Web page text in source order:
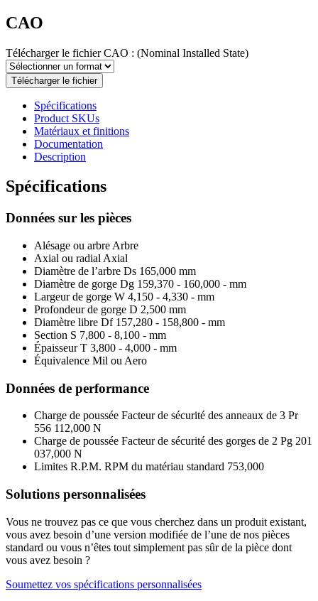
CAO
Télécharger le fichier CAO : (Nominal Installed State)
Télécharger le fichier
Spécifications
Product SKUs
Matériaux et finitions
Documentation
Description
Spécifications
Données sur les pièces
Alésage ou arbre Arbre
Axial ou radial Axial
Diamètre de l’arbre Ds 165,000 mm
Diamètre de gorge Dg 159,370 - 160,000 - mm
Largeur de gorge W 4,150 - 4,330 - mm
Profondeur de gorge D 2,500 mm
Diamètre libre Df 157,280 - 158,800 - mm
Section S 7,800 - 8,100 - mm
Épaisseur T 3,800 - 4,000 - mm
Équivalence Mil ou Aero
Données de performance
Charge de poussée Facteur de sécurité des anneaux de 3 Pr
556 112,000 N
Charge de poussée Facteur de sécurité des gorges de 2 Pg 201
037,000 N
Limites R.P.M. RPM du matériau standard 753,000
Solutions personnalisées
Vous ne trouvez pas ce que vous cherchez dans un produit existant,
vous avez besoin d’une version modifiée de l’une de nos pièces
standard ou vous n’êtes tout simplement pas sûr de la pièce dont
vous avez besoin ?
Soumettez vos spécifications personnalisées